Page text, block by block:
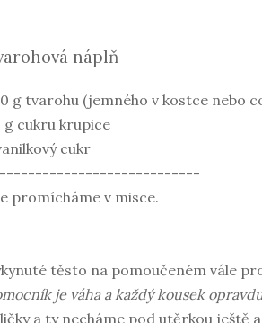
náplň
g tvarohu (jemného v kostce nebo
g cukru krupice
cukr
promícháme v misce.
těsto na pomoučeném vále
je váha a každý kousek
a ty necháme pod utěrkou ještě